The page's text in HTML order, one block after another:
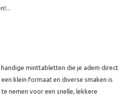
minttabletten die je adem direct
klein formaat en diverse smaken is
nemen voor een snelle, lekkere